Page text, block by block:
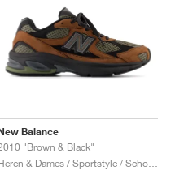
Balance
"Brown & Black"